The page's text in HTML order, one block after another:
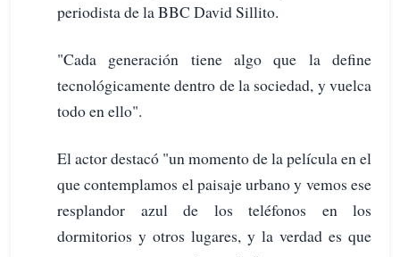
periodista de la BBC David Sillito.
"Cada generación tiene algo que la define
tecnológicamente dentro de la sociedad, y vuelca
todo en ello".
El actor destacó "un momento de la película en el
que contemplamos el paisaje urbano y vemos ese
resplandor azul de los teléfonos en los
dormitorios y otros lugares, y la verdad es que